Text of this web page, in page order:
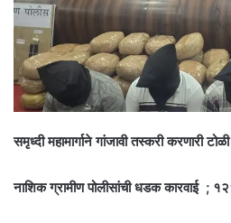
समृध्दी महामार्गाने गांजावी तस्करी करणारी
नाशिक ग्रामीण पोलीसांची धडक कारवाई ;